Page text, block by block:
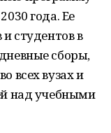
года. Ее
студентов в
сборы,
всех вузах и
над учебными